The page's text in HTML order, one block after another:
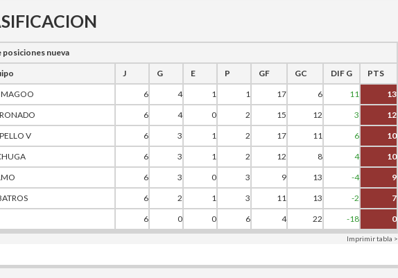
posiciones nueva
J G E P GF GC DIF G
PTS
MAGOO 6 4 1 1 17 6 11
13
6 4 0 2 15 12 3
12
V 6 3 1 2 17 11 6
10
6 3 1 2 12 8 4
10
6 3 0 3 9 13 -4
9
6 2 1 3 11 13 -2
7
6 0 0 6 4 22 -18 0
Imprimir tabla >